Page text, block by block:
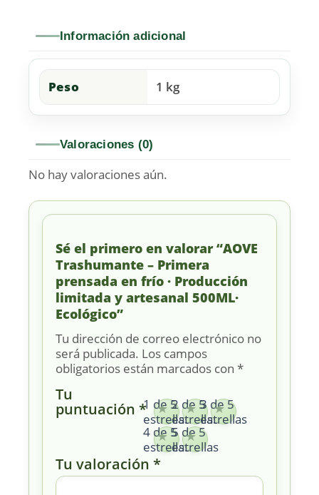
Información adicional
Peso 1 kg
Valoraciones (0)
No hay valoraciones aún.
Sé el primero en valorar “AOVE
Trashumante – Primera
prensada en frío · Producción
limitada y artesanal 500ML·
Ecológico”
Tu dirección de correo electrónico no
será publicada. Los campos
obligatorios están marcados con *
Tu
puntuación *1 de 5
estrellas
2 de 5
estrellas
3 de 5
estrellas
4 de 5
estrellas
5 de 5
estrellas
Tu valoración *